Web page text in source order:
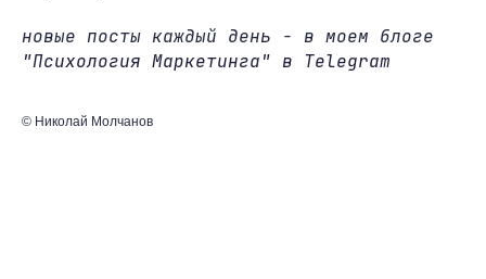
новые посты каждый день - в моем блоге
"Психология Маркетинга" в Telegram
© Николай Молчанов